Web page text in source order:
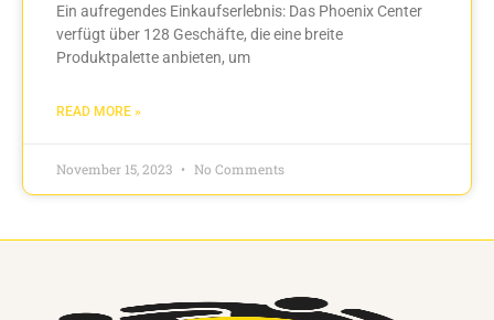
Ein aufregendes Einkaufserlebnis: Das Phoenix Center
verfügt über 128 Geschäfte, die eine breite
Produktpalette anbieten, um
READ MORE »
November 15, 2023 No Comments